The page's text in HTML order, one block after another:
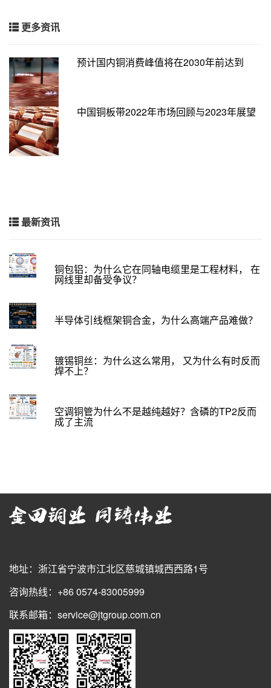
更多资讯
预计国内铜消费峰值将在2030年前达到
中国铜板带2022年市场回顾与2023年展望
最新资讯
铜包铝：为什么它在同轴电缆里是工程材料， 在
网线里却备受争议？
半导体引线框架铜合金，为什么高端产品难做？
镀锡铜丝：为什么这么常用， 又为什么有时反而
焊不上？
空调铜管为什么不是越纯越好？含磷的TP2反而
成了主流
地址：浙江省宁波市江北区慈城镇城西西路1号
咨询热线：+86 0574-83005999
联系邮箱：service@jtgroup.com.cn